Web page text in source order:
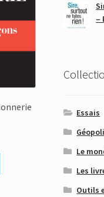
–
Essais
Le
Les
Outils